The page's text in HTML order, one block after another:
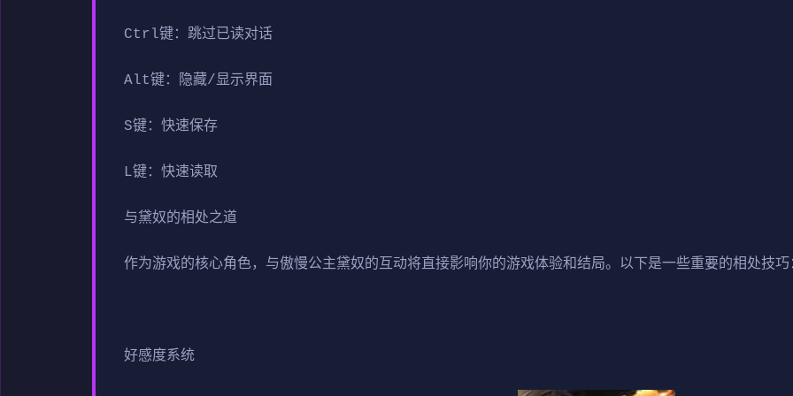
Ctrl键：跳过已读对话
Alt键：隐藏/显示界面
S键：快速保存
L键：快速读取
与黛奴的相处之道
作为游戏的核心角色，与傲慢公主黛奴的互动将直接影响你的游戏体验和结局。以下是一些重要的相处技巧
好感度系统